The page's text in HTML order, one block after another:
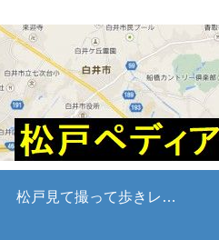
松戸見て撮って歩きレポート